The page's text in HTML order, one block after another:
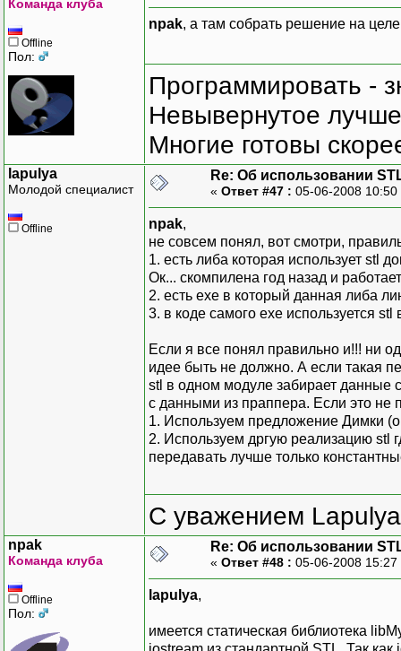
Команда клуба
Offline
Пол:
npak, а там собрать решение на
Программировать -
Невывернутое
Многие готовы
lapulya
Молодой специалист
Offline
Re: Об использовании
« Ответ #47 : 05-06-2008
npak,
не совсем понял, вот смотри,
1. есть либа которая использует stl
Ок... скомпилена год назад и
2. есть exe в который данная либа
3. в коде самого exe используется
Если я все понял правильно и!!! ни
идее быть не должно. А если такая
stl в одном модуле забирает данные
c данными из праппера. Если это не
1. Используем предложение Димки
2. Используем дргую реализацию stl
передавать лучше только
С уважением Lapulya
npak
Команда клуба
Offline
Пол:
Re: Об использовании
« Ответ #48 : 05-06-2008
lapulya,
имеется статическая библиотека